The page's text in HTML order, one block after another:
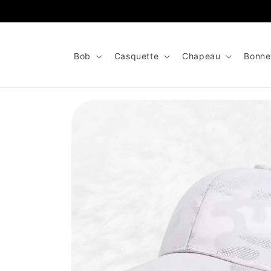
au
Bob Casquette Chapeau